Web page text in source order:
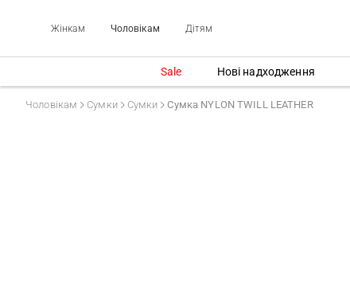
Жінкам Чоловікам Дітям
Sale Нові надходження
Чоловікам Сумки Сумки Сумка NYLON TWILL LEATHER